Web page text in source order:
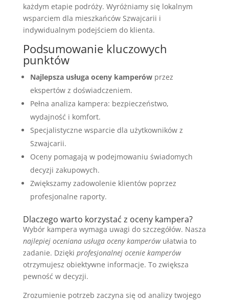
każdym etapie podróży. Wyróżniamy się lokalnym
wsparciem dla mieszkańców Szwajcarii i
indywidualnym podejściem do klienta.
Podsumowanie kluczowych
punktów
Najlepsza usługa oceny kamperówprzez
ekspertów z doświadczeniem.
Pełna analiza kampera: bezpieczeństwo,
wydajność i komfort.
Specjalistyczne wsparcie dla użytkowników z
Szwajcarii.
Oceny pomagają w podejmowaniu świadomych
decyzji zakupowych.
Zwiększamy zadowolenie klientów poprzez
profesjonalne raporty.
Dlaczego warto korzystać z oceny kampera?
Wybór kampera wymaga uwagi do szczegółów. Nasza
najlepiej oceniana usługa oceny kamperówułatwia to
zadanie. Dzięki profesjonalnej ocenie kamperów
otrzymujesz obiektywne informacje. To zwiększa
pewność w decyzji.
Zrozumienie potrzeb zaczyna się od analizy twojego